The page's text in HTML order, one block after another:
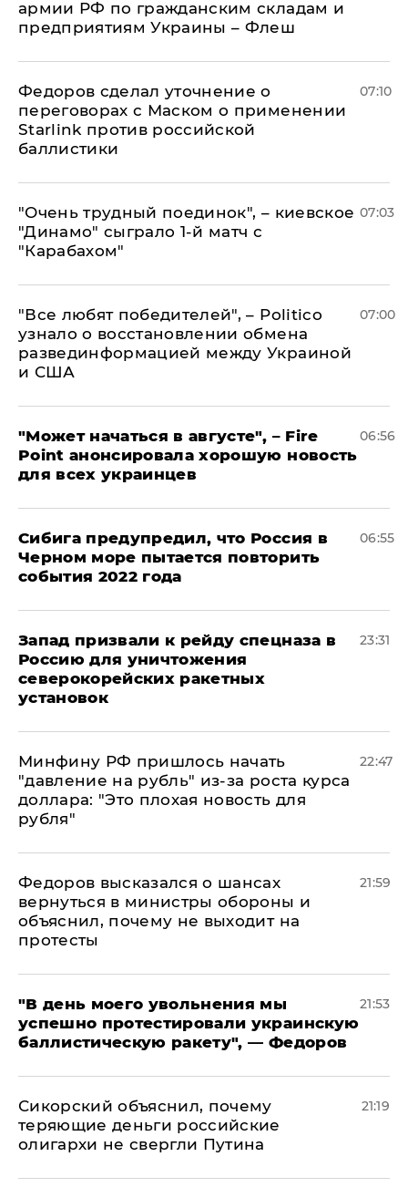
армии РФ по гражданским складам и
предприятиям Украины – Флеш
Федоров сделал уточнение о
переговорах с Маском о применении
Starlink против российской
баллистики
07:10
"Очень трудный поединок", – киевское
"Динамо" сыграло 1-й матч с
"Карабахом"
07:03
​"Все любят победителей", – Politico
узнало о восстановлении обмена
развединформацией между Украиной
и США
07:00
"Может начаться в августе", – Fire
Point анонсировала хорошую новость
для всех украинцев
06:56
Сибига предупредил, что Россия в
Черном море пытается повторить
события 2022 года
06:55
Запад призвали к рейду спецназа в
Россию для уничтожения
северокорейских ракетных
установок
23:31
Минфину РФ пришлось начать
"давление на рубль" из-за роста курса
доллара: "Это плохая новость для
рубля"
22:47
Федоров высказался о шансах
вернуться в министры обороны и
объяснил, почему не выходит на
протесты
21:59
​"В день моего увольнения мы
успешно протестировали украинскую
баллистическую ракету", — Федоров
21:53
Сикорский объяснил, почему
теряющие деньги российские
олигархи не свергли Путина
21:19